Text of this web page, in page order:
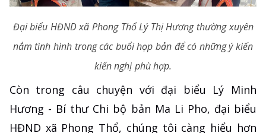
Đại biểu HĐND xã Phong Thổ Lý Thị Hương thường xuyên
nắm tình hình trong các buổi họp bản để có những ý kiến
kiến nghị phù hợp.
Còn trong câu chuyện với đại biểu Lý Minh
Hương - Bí thư Chi bộ bản Ma Li Pho, đại biểu
HĐND xã Phong Thổ, chúng tôi càng hiểu hơn